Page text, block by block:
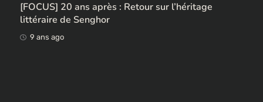
[FOCUS] 20 ans après : Retour sur l’héritage
littéraire de Senghor
9 ans ago